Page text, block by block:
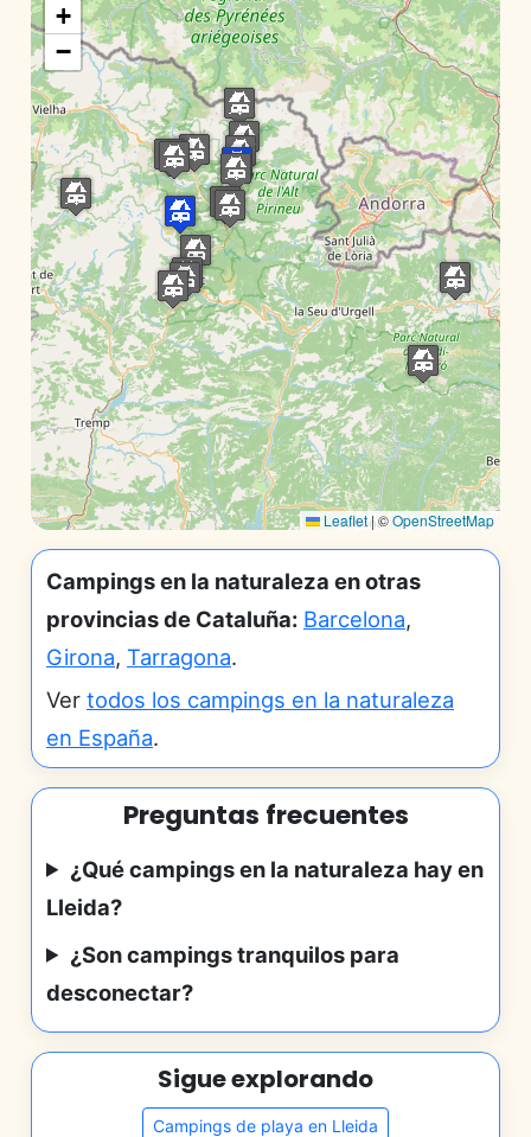
+
−
Leaflet |©OpenStreetMap
Campings en la naturaleza en otras
provincias de Cataluña: Barcelona,
Girona, Tarragona.
Ver todos los campings en la naturaleza
en España.
Preguntas frecuentes
¿Qué campings en la naturaleza hay en
Lleida?
¿Son campings tranquilos para
desconectar?
Sigue explorando
Campings de playa en Lleida